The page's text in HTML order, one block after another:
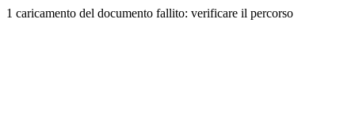
1 caricamento del documento fallito: verificare il percorso